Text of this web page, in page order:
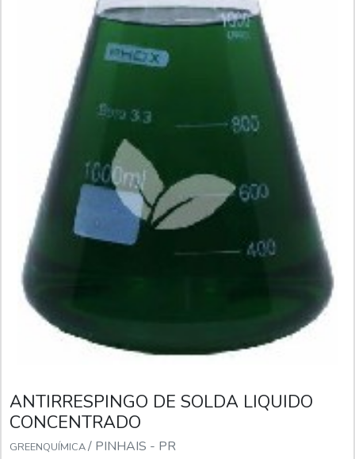
ANTIRRESPINGO DE SOLDA LIQUIDO
CONCENTRADO
GREENQUÍMICA/ PINHAIS - PR